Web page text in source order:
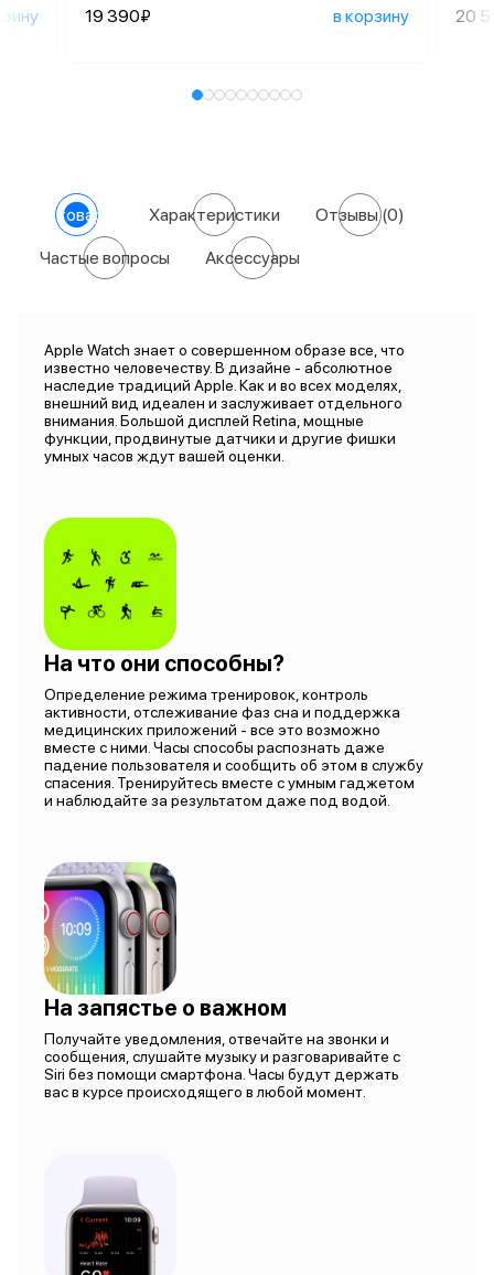
19 390₽ в корзину 20
О товаре Характеристики Отзывы(0)
Частые вопросы Аксессуары
Apple Watch знает о совершенном образе все, что
известно человечеству. В дизайне - абсолютное
наследие традиций Apple. Как и во всех моделях,
внешний вид идеален и заслуживает отдельного
внимания. Большой дисплей Retina, мощные
функции, продвинутые датчики и другие фишки
умных часов ждут вашей оценки.
На что они способны?
Определение режима тренировок, контроль
активности, отслеживание фаз сна и поддержка
медицинских приложений - все это возможно
вместе с ними. Часы способы распознать даже
падение пользователя и сообщить об этом в службу
спасения. Тренируйтесь вместе с умным гаджетом
и наблюдайте за результатом даже под водой.
На запястье о важном
Получайте уведомления, отвечайте на звонки и
сообщения, слушайте музыку и разговаривайте с
Siri без помощи смартфона. Часы будут держать
вас в курсе происходящего в любой момент.